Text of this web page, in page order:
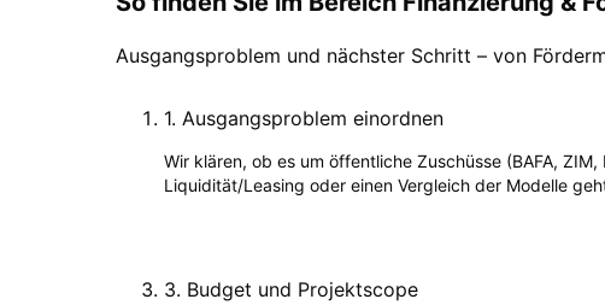
Ausgangsproblem und nächster Schritt – von
1. Ausgangsproblem einordnen
Wir klären, ob es um öffentliche Zuschüsse (BAFA, ZIM,
Liquidität/Leasing oder einen Vergleich der Modelle
3. Budget und Projektscope